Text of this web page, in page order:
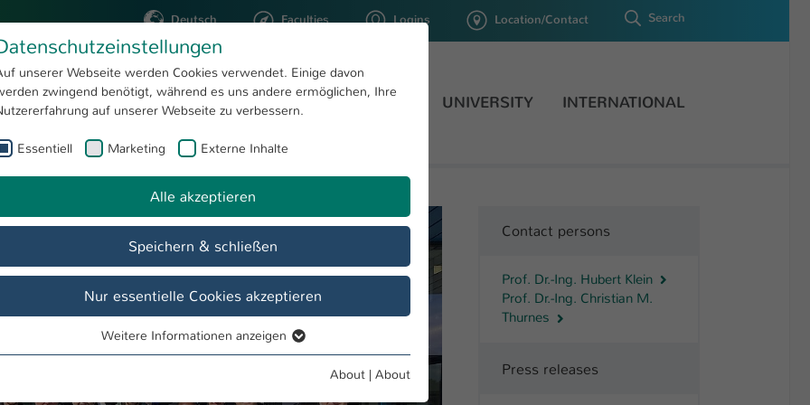
Deutsch Faculties Logins Location/Contact Search
STUDYING RESEARCH UNIVERSITY INTERNATIONAL
Wirtschaftsingenieurwesen und modernste Logistik
Contact persons
Prof. Dr.-Ing. Hubert Klein
Prof. Dr.-Ing. Christian M.
Thurnes
Press releases
unserer Webseite werden Cookies verwendet. Einige davon
zwingend benötigt, während es uns andere ermöglichen, Ihre
auf unserer Webseite zu verbessern.
Essentiell Marketing Externe Inhalte
Alle akzeptieren
Speichern & schließen
Nur essentielle Cookies akzeptieren
Essentielle Cookies werden für grundlegende Funktionen der
Weitere Informationen anzeigen
About | About